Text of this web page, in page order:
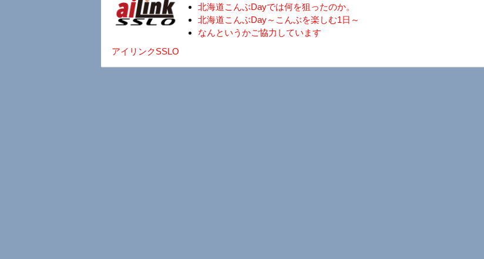
アイリンクSSLO
北海道こんぶDayでは何を狙ったのか。
北海道こんぶDay～こんぶを楽しむ1日～
なんというかご協力しています